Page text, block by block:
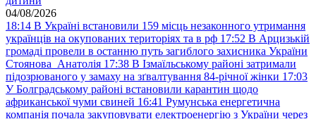
04/08/2026
18:14 В Україні встановили 159 місць незаконного утримання
українців на окупованих територіях та в рф 17:52 В Арцизькій
громаді провели в останню путь загиблого захисника України
Стоянова Анатолія 17:38 В Ізмаїльському районі затримали
підозрюваного у замаху на зґвалтування 84-річної жінки 17:03
У Болградському районі встановили карантин щодо
африканської чуми свиней 16:41 Румунська енергетична
компанія почала закуповувати електроенергію з України через